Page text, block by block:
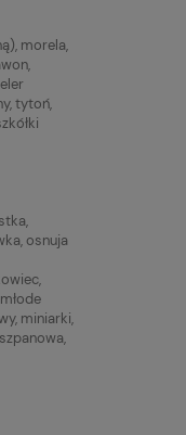
morela,
tytoń,
osnuja
miniarki,